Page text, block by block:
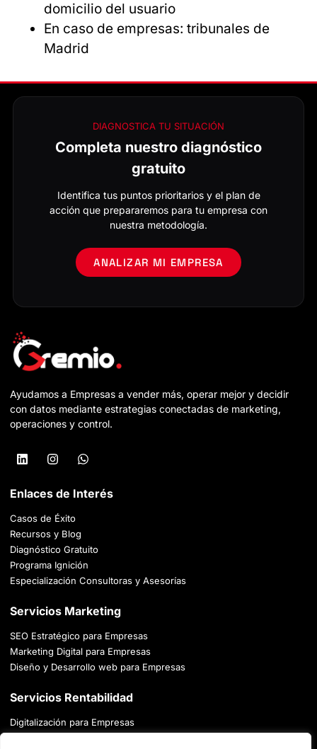
domicilio del usuario
En caso de empresas: tribunales de
Madrid
DIAGNOSTICA TU SITUACIÓN
Completa nuestro diagnóstico
gratuito
Identifica tus puntos prioritarios y el plan de
acción que prepararemos para tu empresa con
nuestra metodología.
ANALIZAR MI EMPRESA
Ayudamos a Empresas a vender más, operar mejor y decidir
con datos mediante estrategias conectadas de marketing,
operaciones y control.
Enlaces de Interés
Casos de Éxito
Recursos y Blog
Diagnóstico Gratuito
Programa Ignición
Especialización Consultoras y Asesorías
Servicios Marketing
SEO Estratégico para Empresas
Marketing Digital para Empresas
Diseño y Desarrollo web para Empresas
Servicios Rentabilidad
Digitalización para Empresas